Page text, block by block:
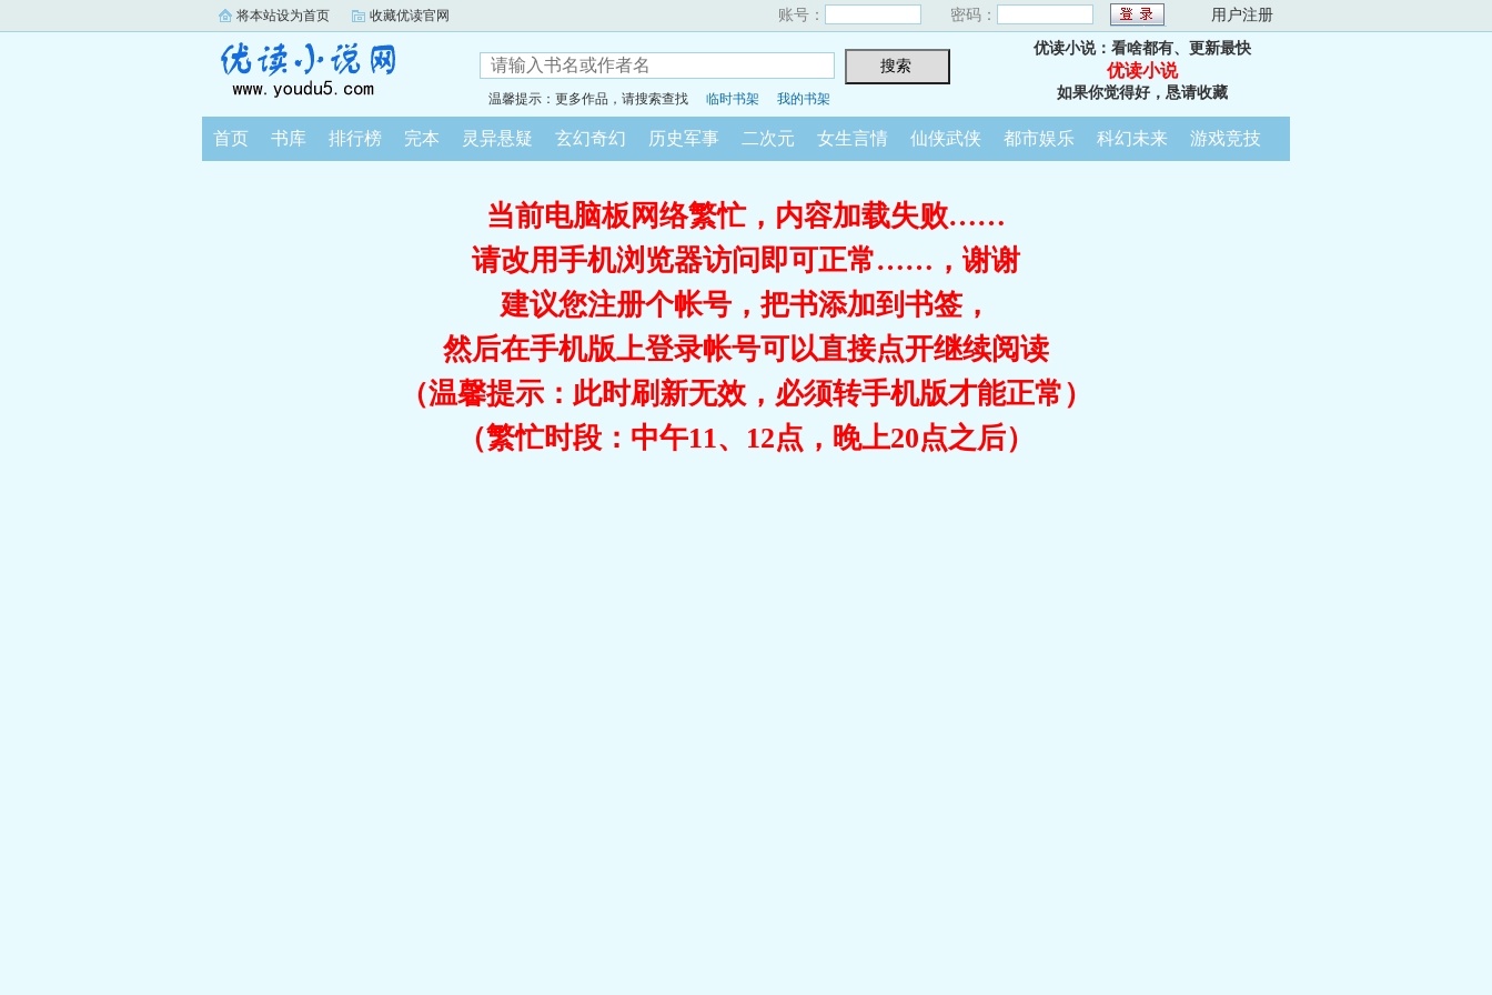
将本站设为首页 收藏优读官网 账号： 密码： 用户注册
温馨提示：更多作品，请搜索查找 临时书架 我的书架
优读小说：看啥都有、更新最快
优读小说
如果你觉得好，恳请收藏
首页 书库 排行榜 完本 灵异悬疑 玄幻奇幻 历史军事 二次元 女生言情 仙侠武侠 都市娱乐 科幻未来 游戏竞技
当前电脑板网络繁忙，内容加载失败……
请改用手机浏览器访问即可正常……，谢谢
建议您注册个帐号，把书添加到书签，
然后在手机版上登录帐号可以直接点开继续阅读
（温馨提示：此时刷新无效，必须转手机版才能正常）
（繁忙时段：中午11、12点，晚上20点之后）